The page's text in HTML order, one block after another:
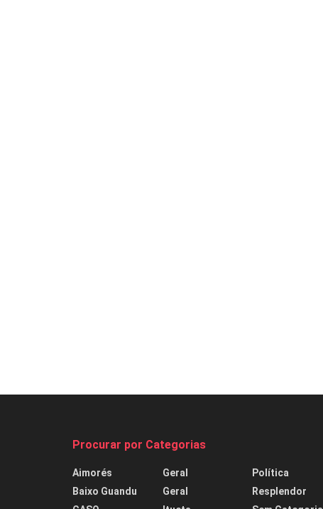
Procurar por Categorias
Aimorés
Baixo Guandu
Geral
Geral
Política
Resplendor